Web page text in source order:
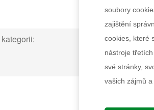
soubory
zajištění
cookies, které
nástroje
své stránky,
vašich zájmů a